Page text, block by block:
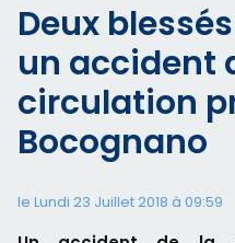
Deux
un accident
circulation
Bocognano
le Lundi 23 Juillet 2018 à 09:59